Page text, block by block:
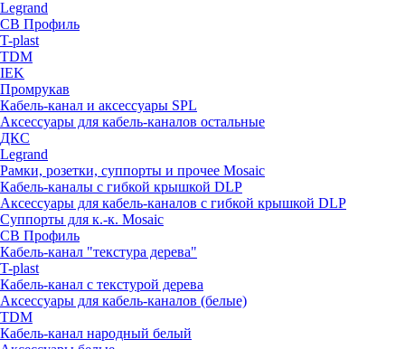
Legrand
СВ Профиль
T-plast
TDM
IEK
Промрукав
Кабель-канал и аксессуары SPL
Аксессуары для кабель-каналов остальные
ДКС
Legrand
Рамки, розетки, суппорты и прочее Mosaic
Кабель-каналы с гибкой крышкой DLP
Аксессуары для кабель-каналов с гибкой крышкой DLP
Суппорты для к.-к. Mosaic
СВ Профиль
Кабель-канал "текстура дерева"
T-plast
Кабель-канал с текстурой дерева
Аксессуары для кабель-каналов (белые)
TDM
Кабель-канал народный белый